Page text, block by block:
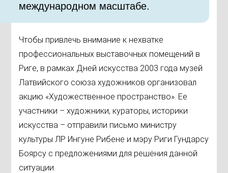
международном масштабе.
Чтобы привлечь внимание к нехватке
профессиональных выставочных помещений в
Риге, в рамках Дней искусства 2003 года музей
Латвийского союза художников организовал
акцию «Художественное пространство». Ее
участники – художники, кураторы, историки
искусства – отправили письмо министру
культуры ЛР Ингуне Рибене и мэру Риги Гундарсу
Боярсу с предложениями для решения данной
ситуации.